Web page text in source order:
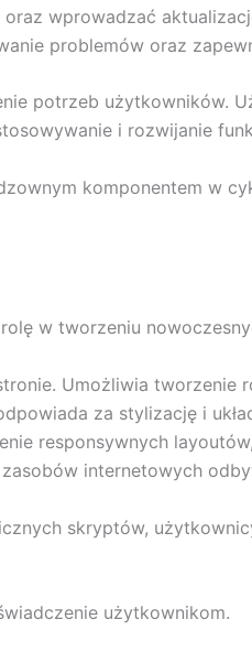
wprowadzać
problemów oraz
potrzeb użytkowników.
i rozwijanie
komponentem w
w tworzeniu
Umożliwia tworzenie
za stylizację i
responsywnych
internetowych
skryptów,
użytkownikom.